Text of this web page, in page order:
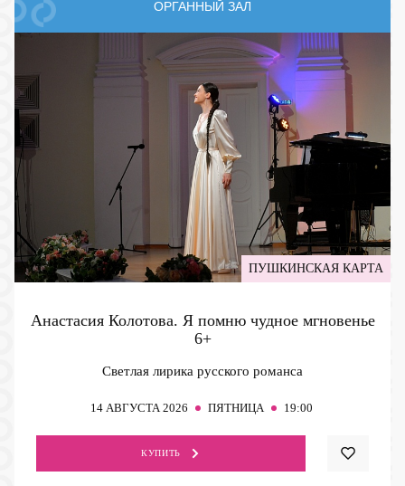
ОРГАННЫЙ ЗАЛ
ПУШКИНСКАЯ КАРТА
Анастасия Колотова. Я помню чудное мгновенье
6+
Светлая лирика русского романса
14 АВГУСТА 2026 ПЯТНИЦА 19:00
КУПИТЬ